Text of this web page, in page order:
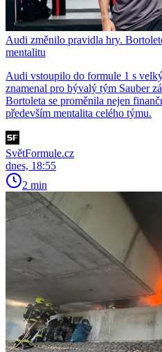
Audi změnilo pravidla hry.
mentalitu
Audi vstoupilo do formule 1 s
znamenal pro bývalý tým Sauber
Bortoleta se proměnila nejen
především mentalita celého týmu.
SvětFormule.cz
dnes, 18:55
2 min